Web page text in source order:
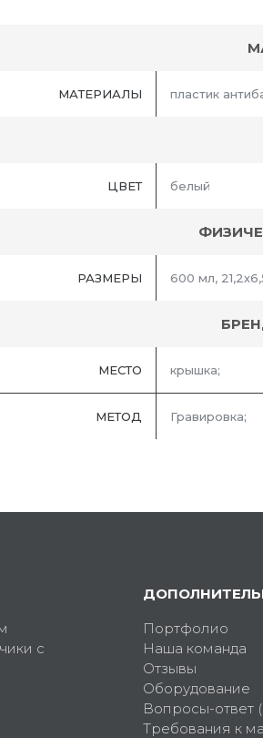
МАТЕРИАЛЫ пластик
ЦВЕТ белый
РАЗМЕРЫ 600 мл,
МЕСТО крышка;
МЕТОД Гравировка;
с
Портфолио
Наша команда
Отзывы
Оборудование
Вопросы-ответ
Требования к